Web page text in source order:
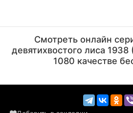
(Beauty pageant...)
Смотреть онлайн
девятихвостого лиса
1080 качестве